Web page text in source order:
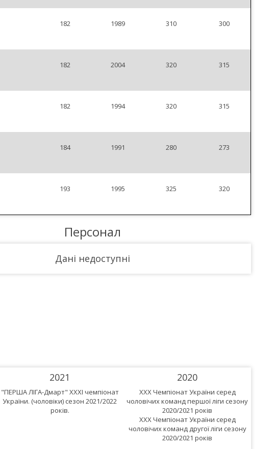
182 1989 310 300
182 2004 320 315
182 1994 320 315
184 1991 280 273
193 1995 325 320
Персонал
Дані недоступні
2021
"ПЕРША ЛІГА-Дмарт" XXXІ чемпіонат
України. (чоловіки) сезон 2021/2022
років.
2020
XXX Чемпіонат України серед
чоловічих команд першої ліги сезону
2020/2021 років
XXX Чемпіонат України серед
чоловічих команд другої ліги сезону
2020/2021 років